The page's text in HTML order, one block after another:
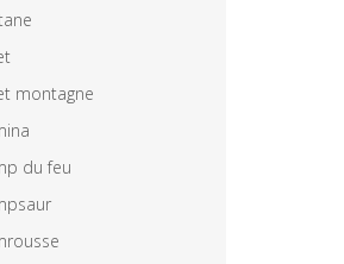
montagne
du feu